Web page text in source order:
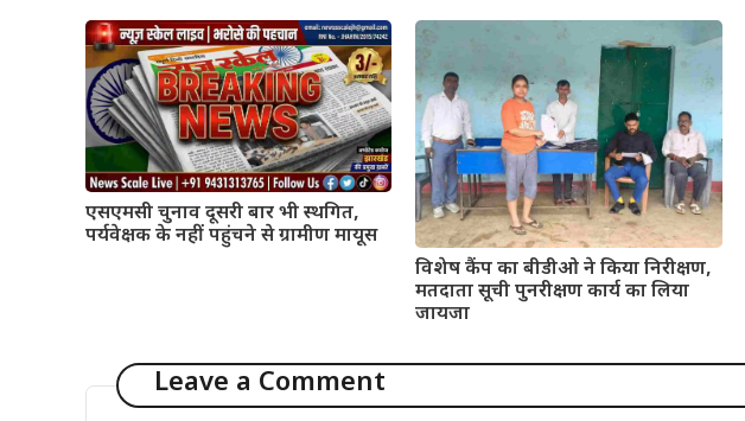
एसएमसी चुनाव दूसरी बार भी स्थगित,
पर्यवेक्षक के नहीं पहुंचने से ग्रामीण मायूस
विशेष कैंप का बीडीओ ने किया निरीक्षण,
मतदाता सूची पुनरीक्षण कार्य का लिया
जायजा
Leave a Comment